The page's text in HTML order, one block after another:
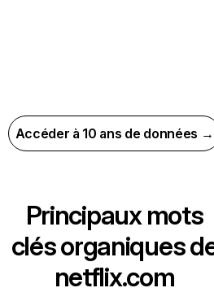
Accéder à 10 ans de données →
Principaux mots
clés organiques
netflix.com